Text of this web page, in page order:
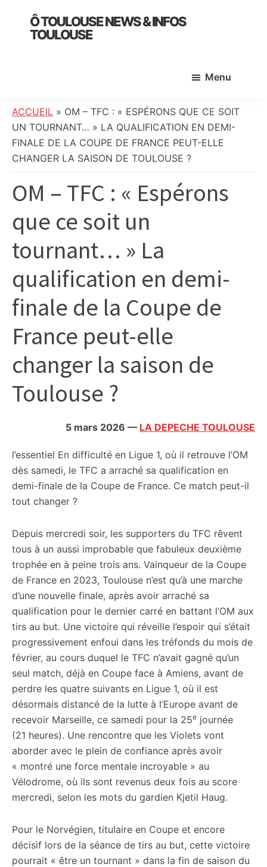
primary
Ô TOULOUSE NEWS & INFOS
TOULOUSE
:
info
locale,
société,
politique,
météo,
faits
et
citoyennes
Menu
ACCUEIL » OM – TFC : « ESPÉRONS QUE CE SOIT
UN TOURNANT… » LA QUALIFICATION EN DEMI-
FINALE DE LA COUPE DE FRANCE PEUT-ELLE
CHANGER LA SAISON DE TOULOUSE ?
OM – TFC : « Espérons
que ce soit un
tournant… » La
qualification en demi-
finale de la Coupe de
France peut-elle
changer la saison de
Toulouse ?
5 mars 2026 — LA DEPECHE TOULOUSE
l’essentiel En difficulté en Ligue 1, où il retrouve l’OM
dès samedi, le TFC a arraché sa qualification en
demi-finale de la Coupe de France. Ce match peut-il
tout changer ?
Depuis mercredi soir, les supporters du TFC rêvent
tous à un aussi improbable que fabuleux deuxième
trophée en à peine trois ans. Vainqueur de la Coupe
de France en 2023, Toulouse n’est qu’à une marche
d’une nouvelle finale, après avoir arraché sa
qualification pour le dernier carré en battant l’OM aux
tirs au but. Une victoire qui réveille l’espoir qui s’était
progressivement enfoui dans les tréfonds du mois de
février, au cours duquel le TFC n’avait gagné qu’un
seul match, déjà en Coupe face à Amiens, avant de
perdre les quatre suivants en Ligue 1, où il est
désormais distancé de la lutte à l’Europe avant de
recevoir Marseille, ce samedi pour la 25e journée
(21 heures). Une rencontre que les Violets vont
aborder avec le plein de confiance après avoir
« montré une force mentale incroyable » au
Vélodrome, où ils sont revenus deux fois au score
mercredi, selon les mots du gardien Kjetil Haug.
Pour le Norvégien, titulaire en Coupe et encore
décisif lors de la séance de tirs au but, cette victoire
pourrait « être un tournant » dans la fin de saison du